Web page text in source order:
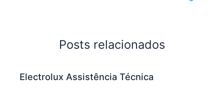
Posts relacionados
Electrolux Assistência Técnica